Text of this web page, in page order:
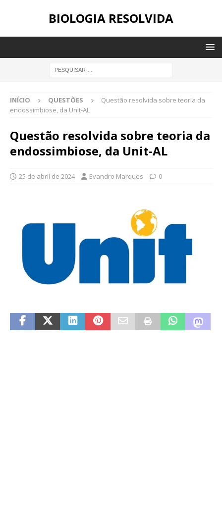
BIOLOGIA RESOLVIDA
INÍCIO QUESTÕES
Questão resolvida sobre teoria da
endossimbiose, da Unit-AL
Questão resolvida sobre teoria da
endossimbiose, da Unit-AL
25 de abril de 2024 Evandro Marques 0